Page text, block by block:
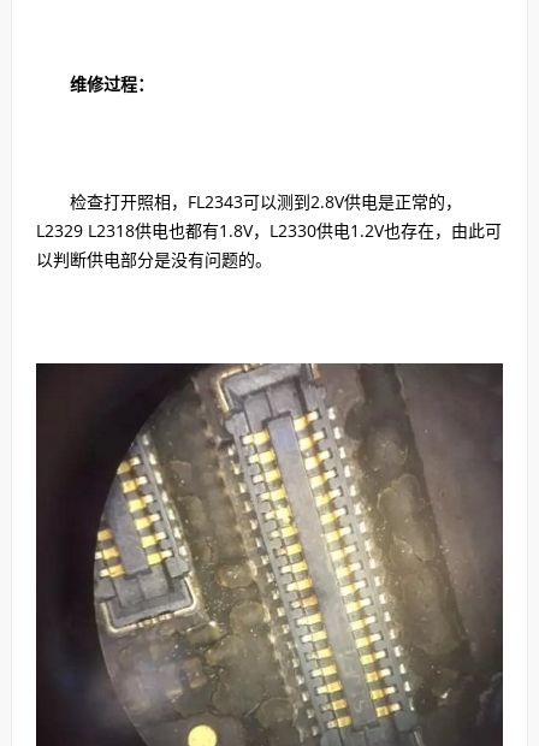
维修过程：
检查打开照相，FL2343可以测到2.8V供电是正常的，
L2329 L2318供电也都有1.8V，L2330供电1.2V也存在，由此可
以判断供电部分是没有问题的。